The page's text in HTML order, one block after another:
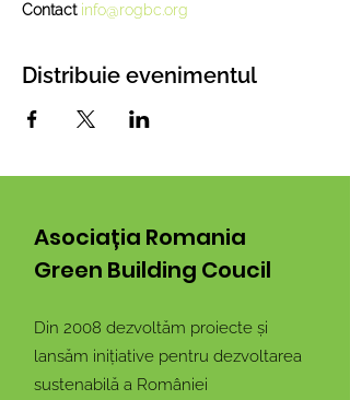
Contact info@rogbc.org
Distribuie evenimentul
Asociația Romania
Green Building Coucil
Din 2008 dezvoltăm proiecte și
lansăm inițiative pentru dezvoltarea
sustenabilă a României